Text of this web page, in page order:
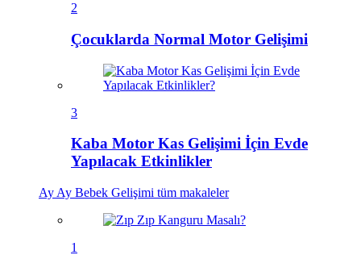
2
Çocuklarda Normal Motor Gelişimi
3
Kaba Motor Kas Gelişimi İçin Evde
Yapılacak Etkinlikler
Ay Ay Bebek Gelişimi tüm makaleler
1